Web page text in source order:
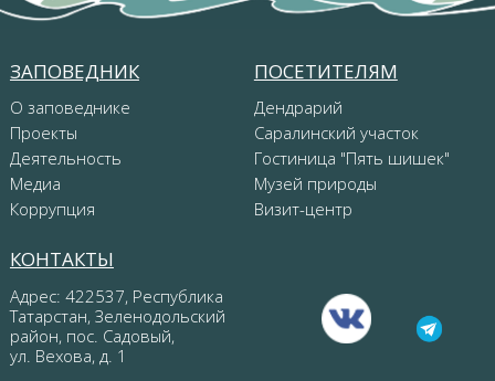
ЗАПОВЕДНИК
О заповеднике
Проекты
Деятельность
Медиа
Коррупция
ПОСЕТИТЕЛЯМ
Дендрарий
Саралинский участок
Гостиница "Пять шишек"
Музей природы
Визит-центр
КОНТАКТЫ
Адрес: 422537, Республика
Татарстан, Зеленодольский
район, пос. Садовый,
ул. Вехова, д. 1